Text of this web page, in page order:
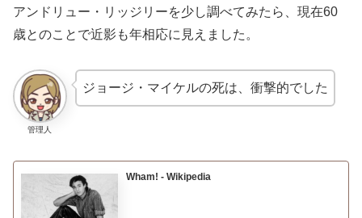
アンドリュー・リッジリーを少し調べてみたら、現在60
歳とのことで近影も年相応に見えました。
管理人
ジョージ・マイケルの死は、衝撃的でした
Wham! - Wikipedia